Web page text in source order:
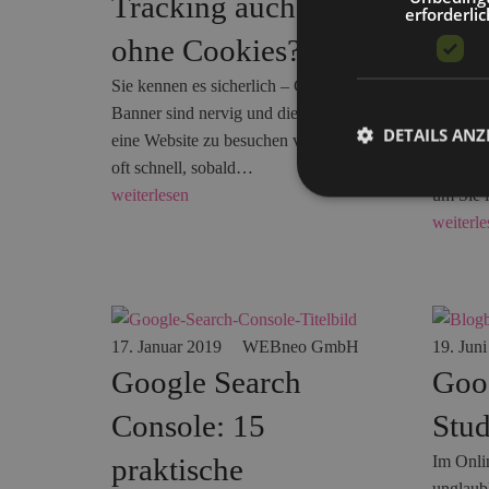
ohne Cookies?
Sie kennen es sicherlich – Cookie
Banner sind nervig und die Lust,
eine Website zu besuchen vergeht
oft schnell, sobald…
weiterlesen
als
um
17. Januar 2019 WEBneo GmbH
Google Search
Console: 15
praktische
19.
Im
DETAILS